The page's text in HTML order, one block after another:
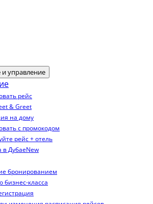
управление
рейс
& Greet
на дому
с промокодом
рейс + отель
в ДубаеNew
бронированием
бизнес-класса